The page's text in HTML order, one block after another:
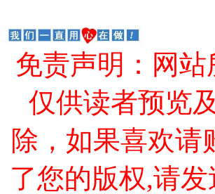
免责声明：网
仅供读者预览
除，如果喜欢请
了您的版权,请发